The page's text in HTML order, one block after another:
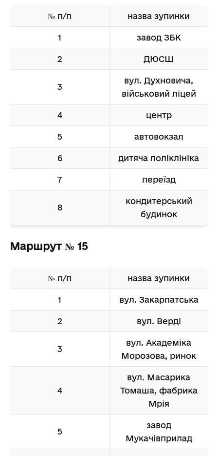
№ п/п назва зупинки
1 завод ЗБК
2 ДЮСШ
3
вул. Духновича,
військовий ліцей
4 центр
5 автовокзал
6 дитяча поліклініка
7 переїзд
8
кондитерський
будинок
Маршрут № 15
№ п/п назва зупинки
1 вул. Закарпатська
2 вул. Верді
3
вул. Академіка
Морозова, ринок
4
вул. Масарика
Томаша, фабрика
Мрія
5
завод
Мукачівприлад